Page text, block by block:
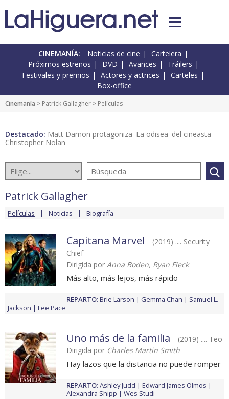
CINEMANÍA: Noticias de cine
Cartelera
Próximos estrenos
DVD Avances
Tráilers
Festivales y premios
Actores y actrices
Carteles
Box-office
Cinemanía > Patrick Gallagher > Películas
Destacado: Matt Damon protagoniza 'La odisea' del cineasta
Christopher Nolan
Patrick Gallagher
Películas Noticias Biografía
Capitana Marvel
(2019) .... Security
Chief
Dirigida por Anna Boden, Ryan Fleck
Más alto, más lejos, más rápido
REPARTO: Brie Larson Gemma Chan
Samuel L.
Jackson
Lee Pace
Uno más de la familia
(2019) .... Teo
Dirigida por Charles Martin Smith
Hay lazos que la distancia no puede romper
REPARTO: Ashley Judd
Edward James Olmos
Alexandra Shipp
Wes Studi